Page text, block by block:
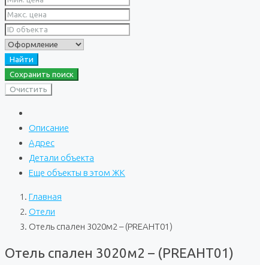
Найти
Сохранить поиск
Очистить
Описание
Адрес
Детали объекта
Еще объекты в этом ЖК
Главная
Отели
Отель спален 3020м2 – (PREAHT01)
Отель спален 3020м2 – (PREAHT01)